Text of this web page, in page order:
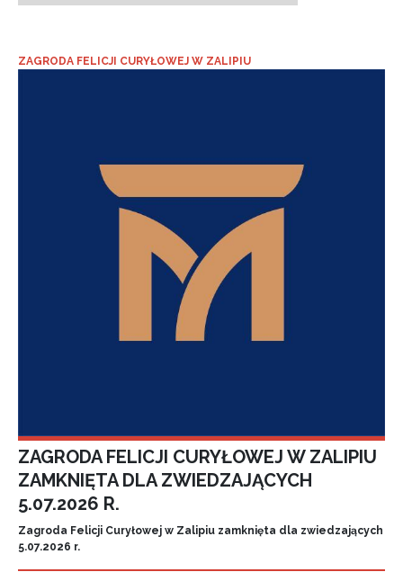
ZAGRODA FELICJI CURYŁOWEJ W ZALIPIU
ZAGRODA FELICJI CURYŁOWEJ W ZALIPIU
ZAMKNIĘTA DLA ZWIEDZAJĄCYCH
5.07.2026 R.
Zagroda Felicji Curyłowej w Zalipiu zamknięta dla zwiedzających
5.07.2026 r.